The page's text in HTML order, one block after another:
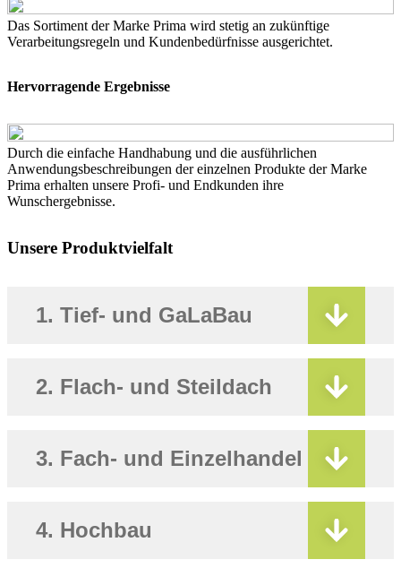
Das Sortiment der Marke Prima wird stetig an zukünftige
Verarbeitungsregeln und Kundenbedürfnisse ausgerichtet.
Hervorragende Ergebnisse
Durch die einfache Handhabung und die ausführlichen
Anwendungsbeschreibungen der einzelnen Produkte der Marke
Prima erhalten unsere Profi- und Endkunden ihre
Wunschergebnisse.
Unsere Produktvielfalt
1. Tief- und GaLaBau
2. Flach- und Steildach
3. Fach- und Einzelhandel
4. Hochbau